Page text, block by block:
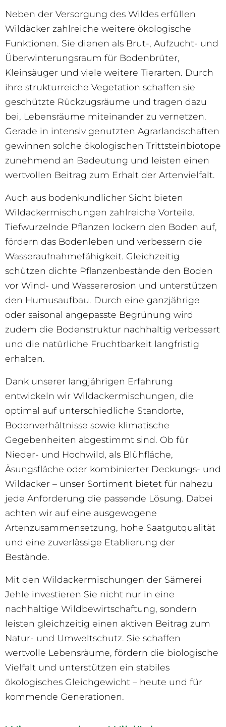
Neben der Versorgung des Wildes erfüllen
Wildäcker zahlreiche weitere ökologische
Funktionen. Sie dienen als Brut-, Aufzucht- und
Überwinterungsraum für Bodenbrüter,
Kleinsäuger und viele weitere Tierarten. Durch
ihre strukturreiche Vegetation schaffen sie
geschützte Rückzugsräume und tragen dazu
bei, Lebensräume miteinander zu vernetzen.
Gerade in intensiv genutzten Agrarlandschaften
gewinnen solche ökologischen Trittsteinbiotope
zunehmend an Bedeutung und leisten einen
wertvollen Beitrag zum Erhalt der Artenvielfalt.
Auch aus bodenkundlicher Sicht bieten
Wildackermischungen zahlreiche Vorteile.
Tiefwurzelnde Pflanzen lockern den Boden auf,
fördern das Bodenleben und verbessern die
Wasseraufnahmefähigkeit. Gleichzeitig
schützen dichte Pflanzenbestände den Boden
vor Wind- und Wassererosion und unterstützen
den Humusaufbau. Durch eine ganzjährige
oder saisonal angepasste Begrünung wird
zudem die Bodenstruktur nachhaltig verbessert
und die natürliche Fruchtbarkeit langfristig
erhalten.
Dank unserer langjährigen Erfahrung
entwickeln wir Wildackermischungen, die
optimal auf unterschiedliche Standorte,
Bodenverhältnisse sowie klimatische
Gegebenheiten abgestimmt sind. Ob für
Nieder- und Hochwild, als Blühfläche,
Äsungsfläche oder kombinierter Deckungs- und
Wildacker – unser Sortiment bietet für nahezu
jede Anforderung die passende Lösung. Dabei
achten wir auf eine ausgewogene
Artenzusammensetzung, hohe Saatgutqualität
und eine zuverlässige Etablierung der
Bestände.
Mit den Wildackermischungen der Sämerei
Jehle investieren Sie nicht nur in eine
nachhaltige Wildbewirtschaftung, sondern
leisten gleichzeitig einen aktiven Beitrag zum
Natur- und Umweltschutz. Sie schaffen
wertvolle Lebensräume, fördern die biologische
Vielfalt und unterstützen ein stabiles
ökologisches Gleichgewicht – heute und für
kommende Generationen.